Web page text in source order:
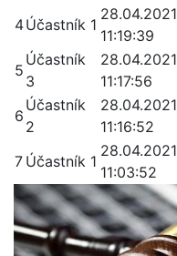
4Účastník 1
28.04.2021
11:19:39
5
Účastník
3
28.04.2021
11:17:56
6
Účastník
2
28.04.2021
11:16:52
7 Účastník 1
28.04.2021
11:03:52